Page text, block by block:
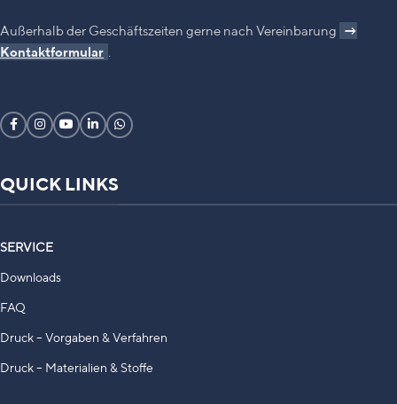
Außerhalb der Geschäftszeiten gerne nach Vereinbarung →
Kontaktformular
QUICK LINKS
SERVICE
Downloads
FAQ
Druck – Vorgaben & Verfahren
Druck – Materialien & Stoffe